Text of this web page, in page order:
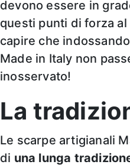
devono essere in
questi punti di forza
capire che
Made in Italy non
inosservato!
La
Le scarpe artigianali
di una lunga